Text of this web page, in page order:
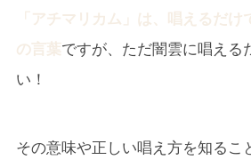
「アチマリカム」は、唱えるだ
の言葉ですが、ただ闇雲に唱える
い！
その意味や正しい唱え方を知るこ